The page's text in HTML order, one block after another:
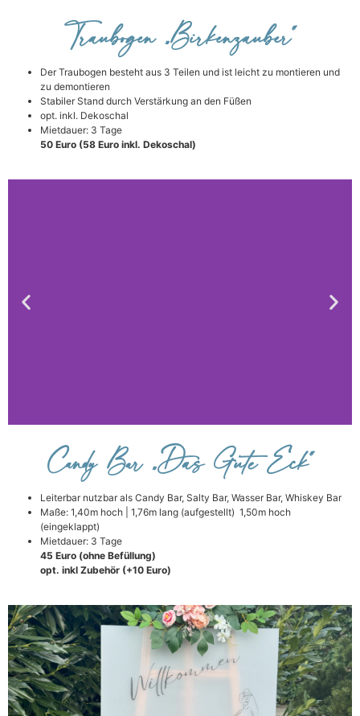
Traubogen „Birkenzauber“
Der Traubogen besteht aus 3 Teilen und ist leicht zu montieren und
zu demontieren
Stabiler Stand durch Verstärkung an den Füßen
opt. inkl. Dekoschal
Mietdauer: 3 Tage
50 Euro (58 Euro inkl. Dekoschal)
Candy
Bar
Das
Gute
Eck
Candy Bar „Das Gute Eck“
Leiterbar nutzbar als Candy Bar, Salty Bar, Wasser Bar, Whiskey Bar
Maße: 1,40m hoch | 1,76m lang (aufgestellt) 1,50m hoch
(eingeklappt)
Mietdauer: 3 Tage
45 Euro (ohne Befüllung)
opt. inkl Zubehör (+10 Euro)